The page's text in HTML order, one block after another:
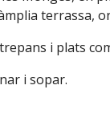
terrassa,
i plats
i sopar.